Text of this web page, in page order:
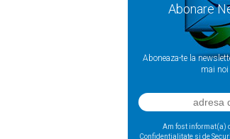
Abonare
Aboneaza-te la
mai
Am fost informat(a)
Confidentialitate si de